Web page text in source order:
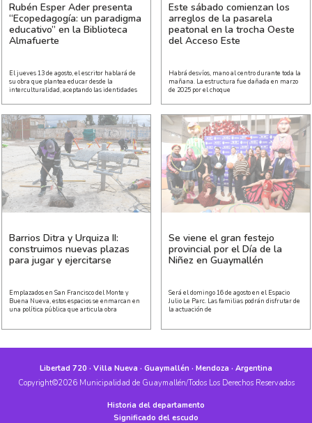
Rubén Esper Ader presenta
“Ecopedagogía: un paradigma
educativo” en la Biblioteca
Almafuerte
El jueves 13 de agosto, el escritor hablará de
su obra que plantea educar desde la
interculturalidad, aceptando las identidades
Este sábado comienzan los
arreglos de la pasarela
peatonal en la trocha Oeste
del Acceso Este
Habrá desvíos, mano al centro durante toda la
mañana. La estructura fue dañada en marzo
de 2025 por el choque
Barrios Ditra y Urquiza II:
construimos nuevas plazas
para jugar y ejercitarse
Emplazados en San Francisco del Monte y
Buena Nueva, estos espacios se enmarcan en
una política pública que articula obra
Se viene el gran festejo
provincial por el Día de la
Niñez en Guaymallén
Será el domingo 16 de agosto en el Espacio
Julio Le Parc. Las familias podrán disfrutar de
la actuación de
Libertad 720 · Villa Nueva · Guaymallén · Mendoza · Argentina
Copyright©2026 Municipalidad de Guaymallén/Todos Los Derechos Reservados
Historia del departamento
Significado del escudo